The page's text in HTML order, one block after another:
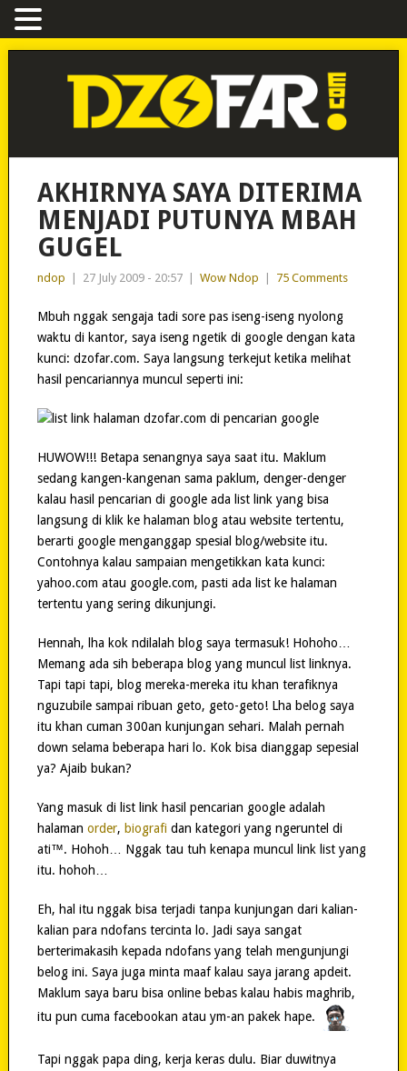
AKHIRNYA SAYA DITERIMA
MENJADI PUTUNYA MBAH
GUGEL
ndop 27 July 2009 - 20:57 Wow Ndop 75 Comments
Mbuh nggak sengaja tadi sore pas iseng-iseng nyolong
waktu di kantor, saya iseng ngetik di google dengan kata
kunci: dzofar.com. Saya langsung terkejut ketika melihat
hasil pencariannya muncul seperti ini:
HUWOW!!! Betapa senangnya saya saat itu. Maklum
sedang kangen-kangenan sama paklum, denger-denger
kalau hasil pencarian di google ada list link yang bisa
langsung di klik ke halaman blog atau website tertentu,
berarti google menganggap spesial blog/website itu.
Contohnya kalau sampaian mengetikkan kata kunci:
yahoo.com atau google.com, pasti ada list ke halaman
tertentu yang sering dikunjungi.
Hennah, lha kok ndilalah blog saya termasuk! Hohoho…
Memang ada sih beberapa blog yang muncul list linknya.
Tapi tapi tapi, blog mereka-mereka itu khan terafiknya
nguzubile sampai ribuan geto, geto-geto! Lha belog saya
itu khan cuman 300an kunjungan sehari. Malah pernah
down selama beberapa hari lo. Kok bisa dianggap sepesial
ya? Ajaib bukan?
Yang masuk di list link hasil pencarian google adalah
halaman order, biografidan kategori yang ngeruntel di
ati™. Hohoh… Nggak tau tuh kenapa muncul link list yang
itu. hohoh…
Eh, hal itu nggak bisa terjadi tanpa kunjungan dari kalian-
kalian para ndofans tercinta lo. Jadi saya sangat
berterimakasih kepada ndofans yang telah mengunjungi
belog ini. Saya juga minta maaf kalau saya jarang apdeit.
Maklum saya baru bisa online bebas kalau habis maghrib,
itu pun cuma facebookan atau ym-an pakek hape.
Tapi nggak papa ding, kerja keras dulu. Biar duwitnya